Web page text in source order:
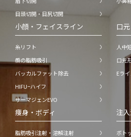
目頭切開・目尻切開
小顔・フェイスライン
糸リフト
顔の脂肪吸引
バッカルファット除去
HIFU−ハイフ
サーマジェンEVO
口元
人中
口元
Eラ
痩身・ボディ
脂肪吸引注射・溶解注射
注
ボト